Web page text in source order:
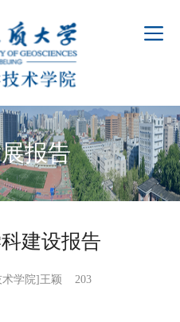
报告
建设报告
术学院]王颖 203